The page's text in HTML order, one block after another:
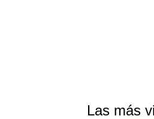
Las más